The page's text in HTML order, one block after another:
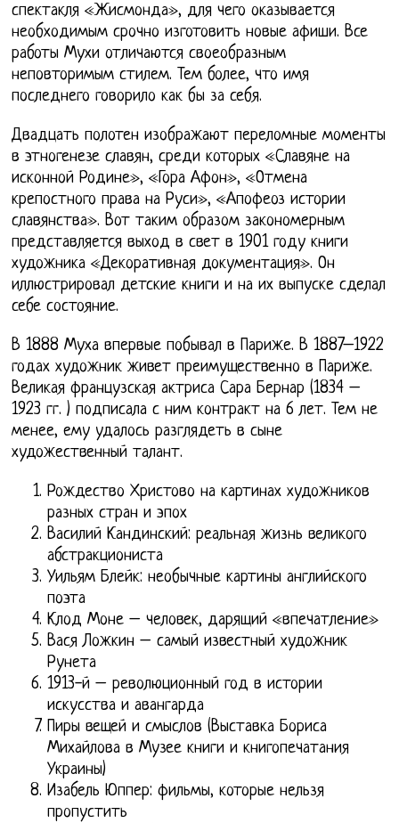
спектакля «Жисмонда», для чего оказывается
необходимым срочно изготовить новые афиши. Все
работы Мухи отличаются своеобразным
неповторимым стилем. Тем более, что имя
последнего говорило как бы за себя.
Двадцать полотен изображают переломные моменты
в этногенезе славян, среди которых «Славяне на
исконной Родине», «Гора Афон», «Отмена
крепостного права на Руси», «Апофеоз истории
славянства». Вот таким образом закономерным
представляется выход в свет в 1901 году книги
художника «Декоративная документация». Он
иллюстрировал детские книги и на их выпуске сделал
себе состояние.
В 1888 Муха впервые побывал в Париже. В 1887–1922
годах художник живет преимущественно в Париже.
Великая французская актриса Сара Бернар (1834 –
1923 гг. ) подписала с ним контракт на 6 лет. Тем не
менее, ему удалось разглядеть в сыне
художественный талант.
Рождество Христово на картинах художников
разных стран и эпох
Василий Кандинский: реальная жизнь великого
абстракциониста
Уильям Блейк: необычные картины английского
поэта
Клод Моне – человек, дарящий «впечатление»
Вася Ложкин – самый известный художник
Рунета
1913-й – революционный год в истории
искусства и авангарда
Пиры вещей и смыслов (Выставка Бориса
Михайлова в Музее книги и книгопечатания
Украины)
Изабель Юппер: фильмы, которые нельзя
пропустить